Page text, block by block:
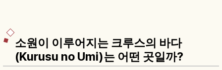
소원이 이루어지는 크루스의 바다
(Kurusu no Umi)는 어떤 곳일까?